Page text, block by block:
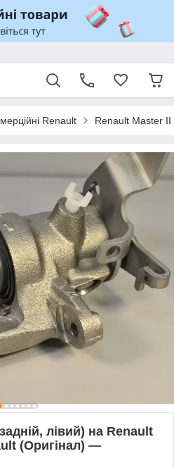
Renault Renault Master
лівий) на Renault
(Оригінал) —